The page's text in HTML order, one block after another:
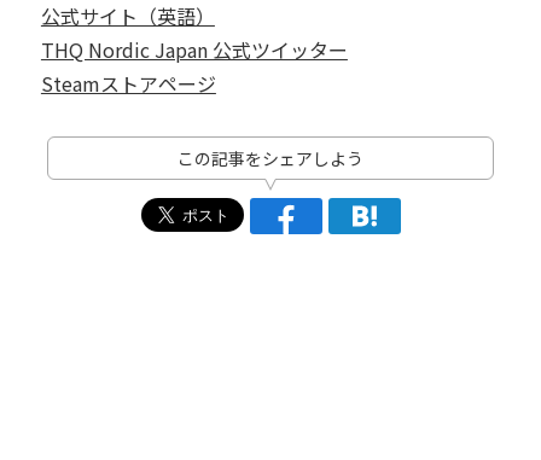
公式サイト（英語）
THQ Nordic Japan 公式ツイッター
Steamストアページ
この記事をシェアしよう